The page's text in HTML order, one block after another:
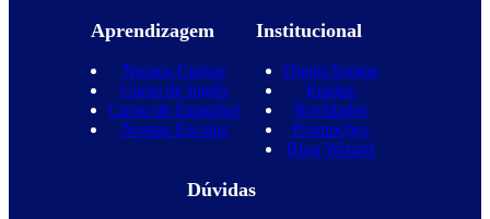
Aprendizagem
Nossos Cursos
Curso de Inglês
Curso de Espanhol
Nossas Escolas
Institucional
Quem Somos
Equipe
Novidades
Promoções
Blog Wizard
Dúvidas